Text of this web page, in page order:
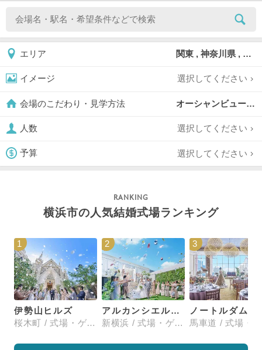
エリア 関東 , 神奈川県 , 横浜市 , 横浜市中区
イメージ 選択してください
会場のこだわり・見学方法 オーシャンビューのチャペル,
人数 選択してください
予算 選択してください
横浜市の人気結婚式場ランキング
1
伊勢山ヒルズ
桜木町 / 式場・ゲストハウス
2
アルカンシエル横浜 luxemariage
新横浜 / 式場・ゲストハウス
3